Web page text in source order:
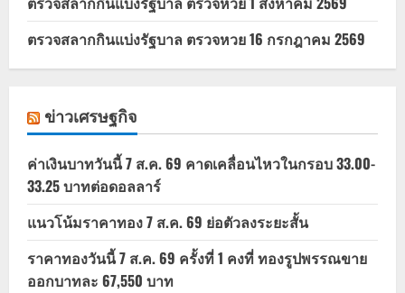
ตรวจสลากกินแบ่งรัฐบาล ตรวจหวย 16 กรกฎาคม 2569
ข่าวเศรษฐกิจ
ค่าเงินบาทวันนี้ 7 ส.ค. 69 คาดเคลื่อนไหวในกรอบ 33.00-
33.25 บาทต่อดอลลาร์
แนวโน้มราคาทอง 7 ส.ค. 69 ย่อตัวลงระยะสั้น
ราคาทองวันนี้ 7 ส.ค. 69 ครั้งที่ 1 คงที่ ทองรูปพรรณขาย
ออกบาทละ 67,550 บาท